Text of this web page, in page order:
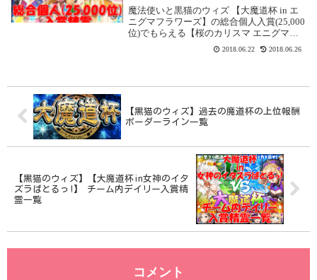
エニグマチェリー(L)】
魔法使いと黒猫のウィズ 【大魔道杯 in エ
ニグマフラワーズ】の総合個人入賞(25,000
位)でもらえる【桜のカリスマ エニグマチ
ェリー(L)】の情報です。【大魔道杯 in エ
ニグマフラワーズ】総合個人ランキング
2018.06.22 2018.06.26
【黒猫のウィズ】過去の魔道杯の上位報酬
ボーダーライン一覧
【黒猫のウィズ】【大魔道杯in女神のイタ
ズラばとるっ!】 チーム内デイリー入賞精
霊一覧
コメント